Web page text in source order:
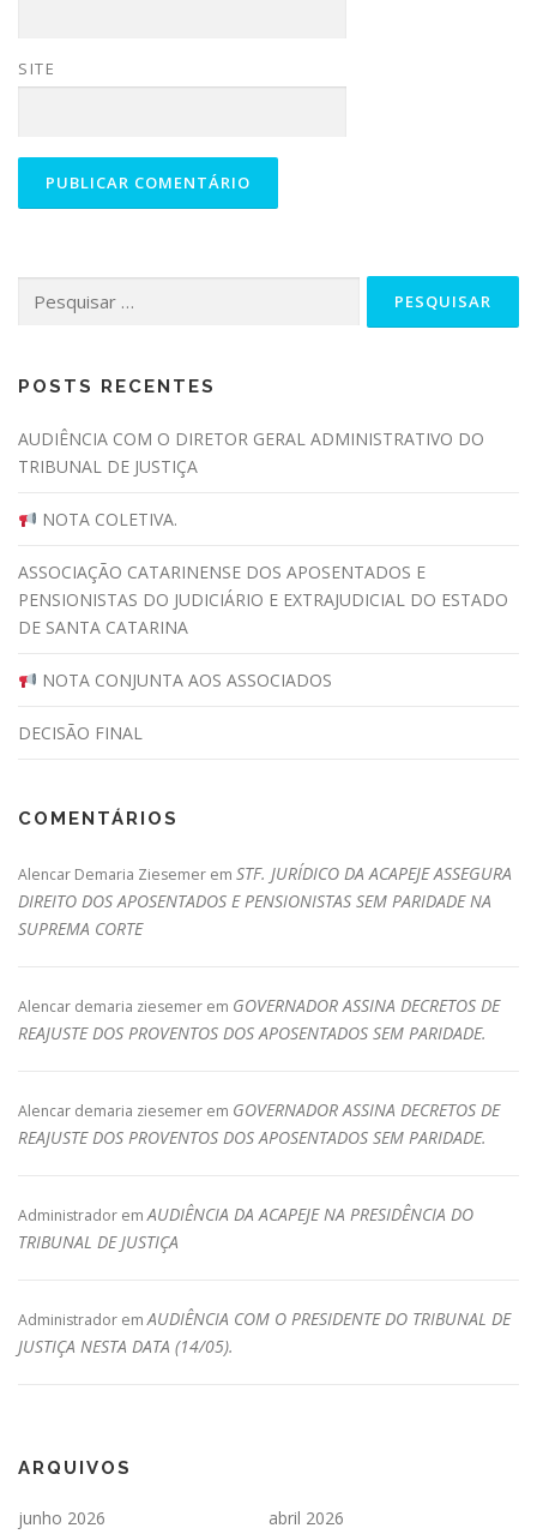
SITE
por:
POSTS RECENTES
AUDIÊNCIA COM O DIRETOR GERAL ADMINISTRATIVO DO
TRIBUNAL DE JUSTIÇA
NOTA COLETIVA.
ASSOCIAÇÃO CATARINENSE DOS APOSENTADOS E
PENSIONISTAS DO JUDICIÁRIO E EXTRAJUDICIAL DO ESTADO
DE SANTA CATARINA
NOTA CONJUNTA AOS ASSOCIADOS
DECISÃO FINAL
COMENTÁRIOS
Alencar Demaria Ziesemer em STF. JURÍDICO DA ACAPEJE ASSEGURA
DIREITO DOS APOSENTADOS E PENSIONISTAS SEM PARIDADE NA
SUPREMA CORTE
Alencar demaria ziesemer em GOVERNADOR ASSINA DECRETOS DE
REAJUSTE DOS PROVENTOS DOS APOSENTADOS SEM PARIDADE.
Alencar demaria ziesemer em GOVERNADOR ASSINA DECRETOS DE
REAJUSTE DOS PROVENTOS DOS APOSENTADOS SEM PARIDADE.
Administrador emAUDIÊNCIA DA ACAPEJE NA PRESIDÊNCIA DO
TRIBUNAL DE JUSTIÇA
Administrador emAUDIÊNCIA COM O PRESIDENTE DO TRIBUNAL DE
JUSTIÇA NESTA DATA (14/05).
ARQUIVOS
junho 2026
abril 2026